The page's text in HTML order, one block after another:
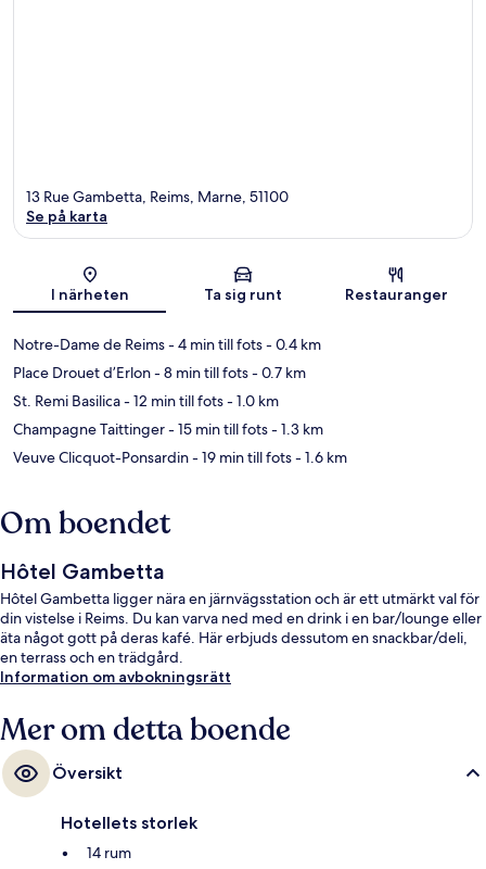
Karta
13 Rue Gambetta, Reims, Marne, 51100
Se på karta
I närheten Ta sig runt Restauranger
Notre-Dame de Reims- 4 min till fots- 0.4 km
Place Drouet d’Erlon- 8 min till fots- 0.7 km
St. Remi Basilica- 12 min till fots- 1.0 km
Champagne Taittinger- 15 min till fots- 1.3 km
Veuve Clicquot-Ponsardin- 19 min till fots- 1.6 km
Om boendet
Hôtel Gambetta
Hôtel Gambetta ligger nära en järnvägsstation och är ett utmärkt val för
din vistelse i Reims. Du kan varva ned med en drink i en bar/lounge eller
äta något gott på deras kafé. Här erbjuds dessutom en snackbar/deli,
en terrass och en trädgård.
Information om avbokningsrätt
Mer om detta boende
Översikt
Hotellets storlek
14 rum